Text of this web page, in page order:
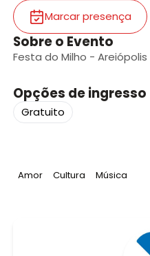
Marcar presença
Sobre o Evento
Festa do Milho - Areiópolis
Opções de ingresso
Gratuito
Tag:
Amor Tag:
Cultura Tag:
Música